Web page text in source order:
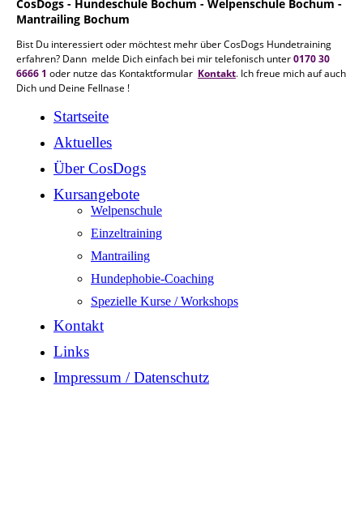
CosDogs - Hundeschule Bochum - Welpenschule Bochum -
Mantrailing Bochum
Bist Du interessiert oder möchtest mehr über CosDogs Hundetraining
erfahren? Dann melde Dich einfach bei mir telefonisch unter0170 30
6666 1 oder nutze das Kontaktformular Kontakt. Ich freue mich auf auch
Dich und Deine Fellnase !
Startseite
Aktuelles
Über CosDogs
Kursangebote
Welpenschule
Einzeltraining
Mantrailing
Hundephobie-Coaching
Spezielle Kurse / Workshops
Kontakt
Links
Impressum / Datenschutz